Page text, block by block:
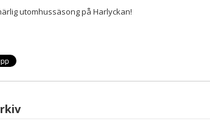
utomhussäsong på Harlyckan!